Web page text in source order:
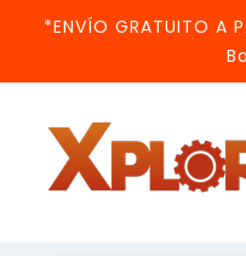
*ENVÍO GRATUITO A